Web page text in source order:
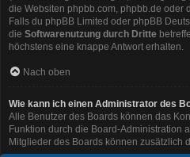
die Websiten phpbb.com, phpbb.de oder
Falls du phpBB Limited oder phpBB
die Softwarenutzung durch Dritte
höchstens eine knappe Antwort erhalten.
Nach oben
Wie kann ich einen Administrator des
Alle Benutzer des Boards können das
Funktion durch die Board-Administration
Mitglieder des Boards können zusätzlich